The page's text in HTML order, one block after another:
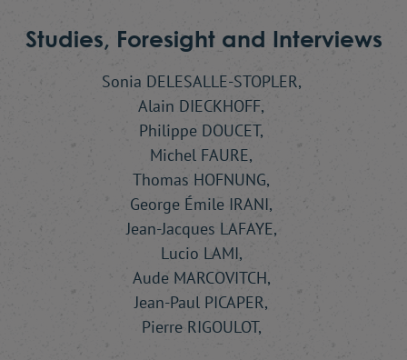
Studies, Foresight and Interviews
Sonia DELESALLE-STOPLER,
Alain DIECKHOFF,
Philippe DOUCET,
Michel FAURE,
Thomas HOFNUNG,
George Émile IRANI,
Jean-Jacques LAFAYE,
Lucio LAMI,
Aude MARCOVITCH,
Jean-Paul PICAPER,
Pierre RIGOULOT,